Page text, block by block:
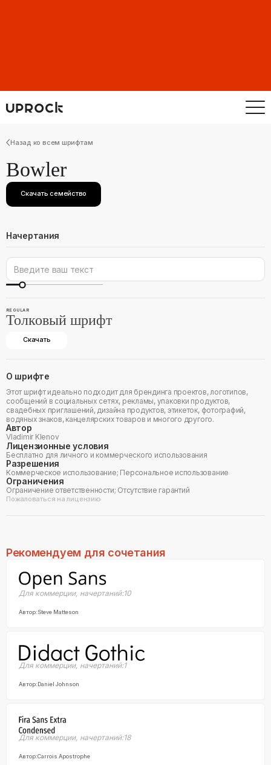
Назад ко всем шрифтам
Bowler
Скачать семейство
Начертания
REGULAR
Толковый шрифт
Скачать
О шрифте
Этот шрифт идеально подходит для брендинга проектов, логотипов,
сообщений в социальных сетях, рекламы, упаковки продуктов,
свадебных приглашений, дизайна продуктов, этикеток, фотографий,
водяных знаков, канцелярских товаров и многого другого.
Автор
Vladimir Klenov
Лицензионные условия
Бесплатно для личного и коммерческого использования
Разрешения
Коммерческое использование; Персональное использование
Ограничения
Ограничение ответственности; Отсутствие гарантий
Пожаловаться на лицензию
Рекомендуем для сочетания
Для коммерции, начертаний:10
Автор:Steve Matteson
Для коммерции, начертаний:1
Автор:Daniel Johnson
Для коммерции, начертаний:18
Автор:Carrois Apostrophe